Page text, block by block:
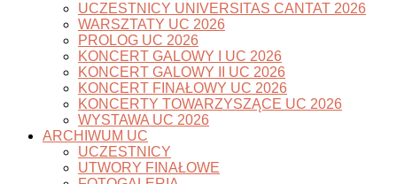
UCZESTNICY UNIVERSITAS CANTAT 2026
WARSZTATY UC 2026
PROLOG UC 2026
KONCERT GALOWY I UC 2026
KONCERT GALOWY II UC 2026
KONCERT FINAŁOWY UC 2026
KONCERTY TOWARZYSZĄCE UC 2026
WYSTAWA UC 2026
ARCHIWUM UC
UCZESTNICY
UTWORY FINAŁOWE